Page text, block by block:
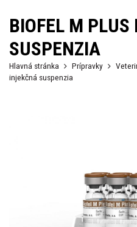
BIOFEL M
SUSPENZIA
Hlavná stránka Prípravky
injekčná suspenzia